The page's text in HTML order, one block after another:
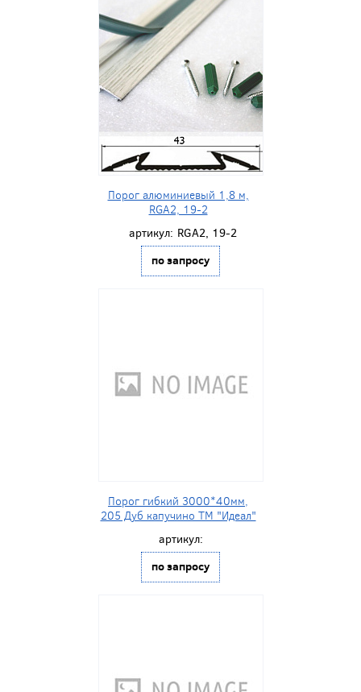
Порог алюминиевый 1,8 м,
RGA2, 19-2
артикул: RGA2, 19-2
по запросу
Порог гибкий 3000*40мм,
205 Дуб капучино ТМ "Идеал"
артикул:
по запросу